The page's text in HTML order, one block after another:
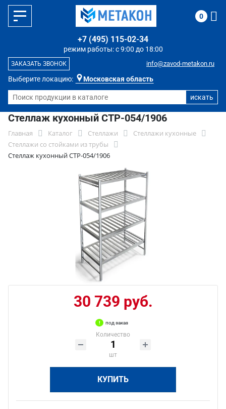
Выберите локацию: Московская область
режим работы: с 9:00 до 18:00
+7 (495) 115-02-34
info@zavod-metakon.ru
ЗАКАЗАТЬ ЗВОНОК
0
Стеллаж кухонный СТР-054/1906
Главная Каталог Стеллажи
Стеллажи кухонные
Стеллажи со стойками из трубы
Стеллаж кухонный СТР-054/1906
30 739 руб.
под заказ
Количество
шт
КУПИТЬ